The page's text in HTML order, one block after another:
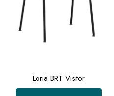
Loria BRT Visitor